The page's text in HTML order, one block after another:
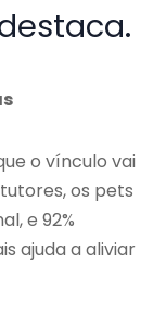
o vínculo vai
os pets
e 92%
ajuda a aliviar